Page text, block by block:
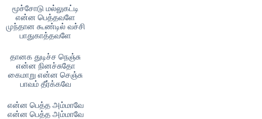
மூச்சோடு மல்லுகட்டி
என்ன பெத்தவளே
முந்தான கூண்டில் வச்சி
பாதுகாத்தவளே
தானக துடிச்ச நெஞ்சு
என்ன நினச்சுதோ
கைமாறு என்ன செஞ்சு
பாவம் தீர்க்கவே
என்ன பெத்த அம்மாவே
என்ன பெத்த அம்மாவே